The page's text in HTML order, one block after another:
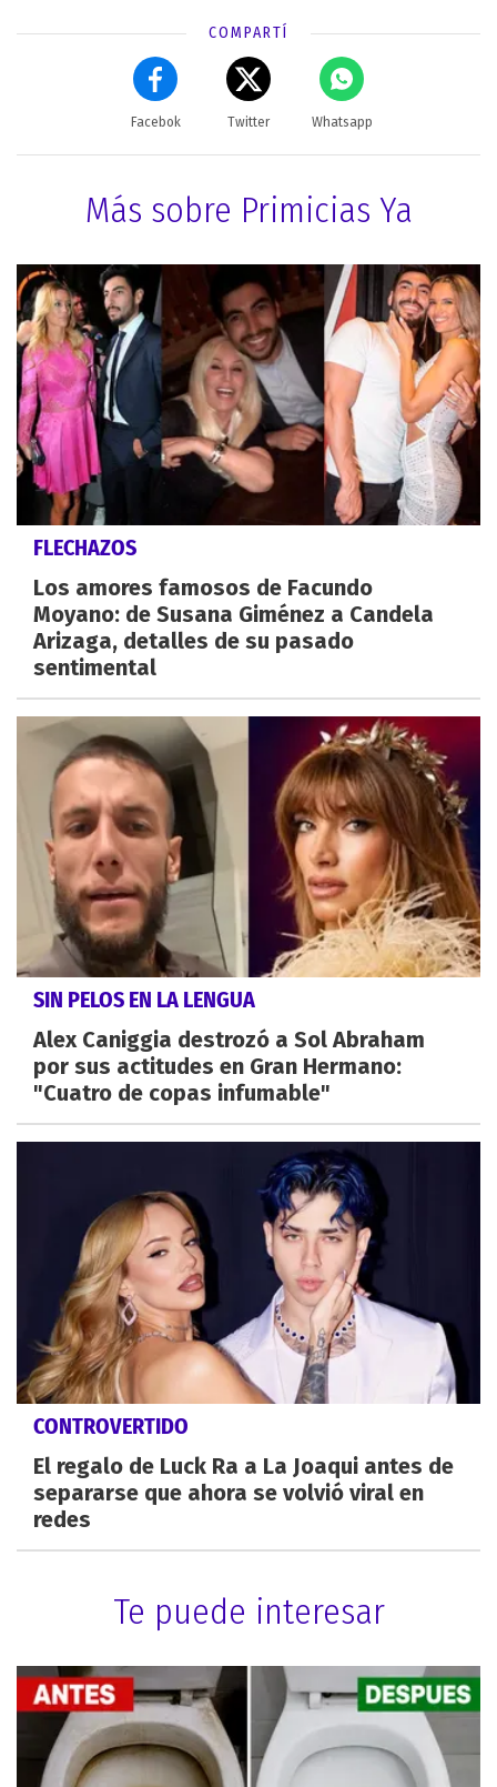
COMPARTÍ
Facebok Twitter Whatsapp
Más sobre Primicias Ya
FLECHAZOS
Los amores famosos de Facundo
Moyano: de Susana Giménez a Candela
Arizaga, detalles de su pasado
sentimental
SIN PELOS EN LA LENGUA
Alex Caniggia destrozó a Sol Abraham
por sus actitudes en Gran Hermano:
"Cuatro de copas infumable"
CONTROVERTIDO
El regalo de Luck Ra a La Joaqui antes de
separarse que ahora se volvió viral en
redes
Te puede interesar